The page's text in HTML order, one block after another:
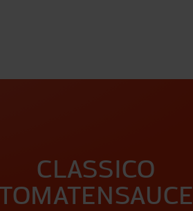
CLASSICO
TOMATENSAUCE